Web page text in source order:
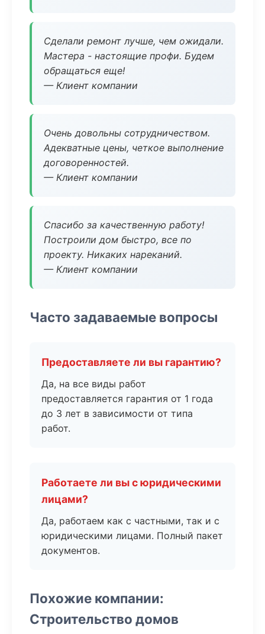
Сделали ремонт лучше, чем ожидали.
Мастера - настоящие профи. Будем
обращаться еще!
— Клиент компании
Очень довольны сотрудничеством.
Адекватные цены, четкое выполнение
договоренностей.
— Клиент компании
Спасибо за качественную работу!
Построили дом быстро, все по
проекту. Никаких нареканий.
— Клиент компании
Часто задаваемые вопросы
Предоставляете ли вы гарантию?
Да, на все виды работ
предоставляется гарантия от 1 года
до 3 лет в зависимости от типа
работ.
Работаете ли вы с юридическими
лицами?
Да, работаем как с частными, так и с
юридическими лицами. Полный пакет
документов.
Похожие компании:
Строительство домов